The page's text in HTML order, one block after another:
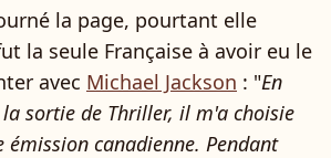
la page, pourtant elle
la seule Française à avoir eu le
avec Michael Jackson : "En
sortie de Thriller, il m'a choisie
canadienne. Pendant